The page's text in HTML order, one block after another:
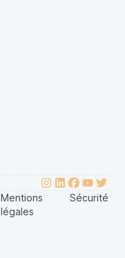
Mentions
légales
Sécurité